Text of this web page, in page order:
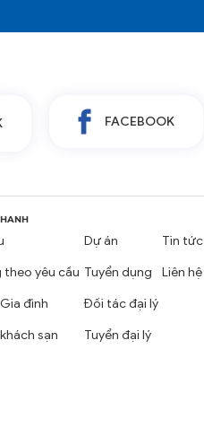
FACEBOOK
theo yêu cầu
đình
sạn
Dự án
Tuyển dụng
Đối tác đại lý
Tuyển đại lý
Tin tức
Liên hệ